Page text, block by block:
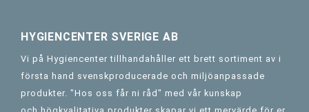
HYGIENCENTER SVERIGE AB
Vi på Hygiencenter tillhandahåller ett brett sortiment av i
första hand svenskproducerade och miljöanpassade
produkter. "Hos oss får ni råd" med vår kunskap